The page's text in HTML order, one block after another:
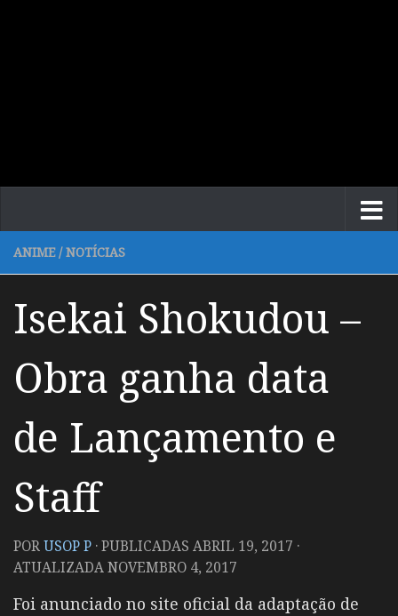
ANIME / NOTÍCIAS
Isekai Shokudou –
Obra ganha data
de Lançamento e
Staff
PORUSOP P · PUBLICADAS ABRIL 19, 2017 ·
ATUALIZADANOVEMBRO 4, 2017
Foi anunciado no site oficial da adaptação de